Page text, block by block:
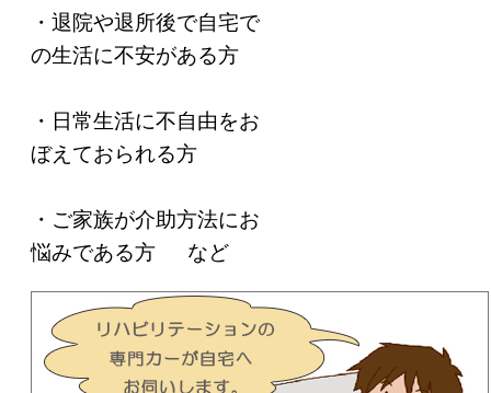
・退院や退所後で自宅で
の生活に不安がある方
・日常生活に不自由をお
ぼえておられる方
・ご家族が介助方法にお
悩みである方 など